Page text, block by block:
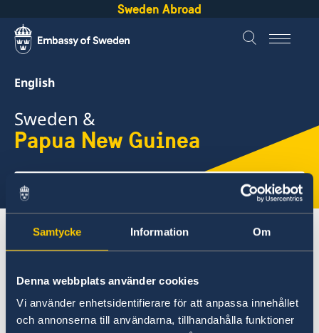
Samtycke Information Om
Denna webbplats använder cookies
Vi använder enhetsidentifierare för att anpassa innehållet
och annonserna till användarna, tillhandahålla funktioner
Sweden Abroad
English
Sweden &
Papua New Guinea
Select
here
About Sweden
Papua New Guinea
Going to Sweden?
Papua New Guinea
Going to Sweden?